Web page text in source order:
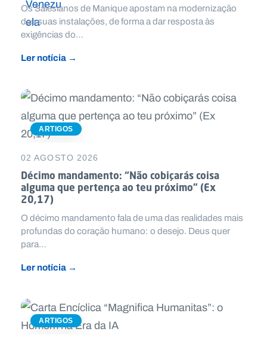
Os Salesianos de Manique apostam na modernização
das suas instalações, de forma a dar resposta às
exigências do…
Ler notícia →
ARTIGOS
02 AGOSTO 2026
Décimo mandamento: “Não cobiçarás coisa
alguma que pertença ao teu próximo” (Ex
20,17)
O décimo mandamento fala de uma das realidades mais
profundas do coração humano: o desejo. Deus quer
para…
Ler notícia →
ARTIGOS